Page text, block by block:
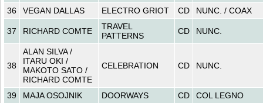
36 VEGAN DALLAS ELECTRO GRIOT CD NUNC. / COAX
37 RICHARD COMTE
TRAVEL
PATTERNS
CD NUNC.
38
ALAN SILVA /
ITARU OKI /
MAKOTO SATO /
RICHARD COMTE
CELEBRATION CD NUNC.
39 MAJA OSOJNIK DOORWAYS CD COL LEGNO